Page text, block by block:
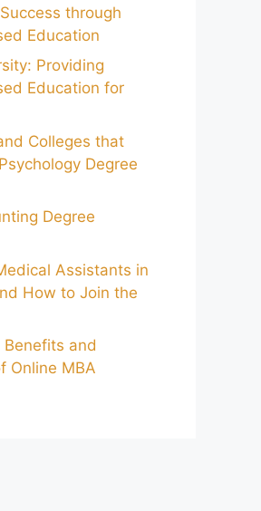
through
Education
Providing
Education for
Colleges that
Degree
Degree
Assistants in
How to Join the
Benefits and
Online MBA